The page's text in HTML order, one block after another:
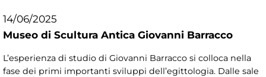
14/06/2025
Museo di Scultura Antica Giovanni Barracco
L’esperienza di studio di Giovanni Barracco si colloca nella
fase dei primi importanti sviluppi dell’egittologia. Dalle sale